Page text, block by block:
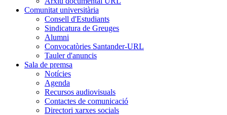
Comunitat universitària
Consell d'Estudiants
Sindicatura de Greuges
Alumni
Convocatòries Santander-URL
Tauler d'anuncis
Sala de premsa
Notícies
Agenda
Recursos audiovisuals
Contactes de comunicació
Directori xarxes socials